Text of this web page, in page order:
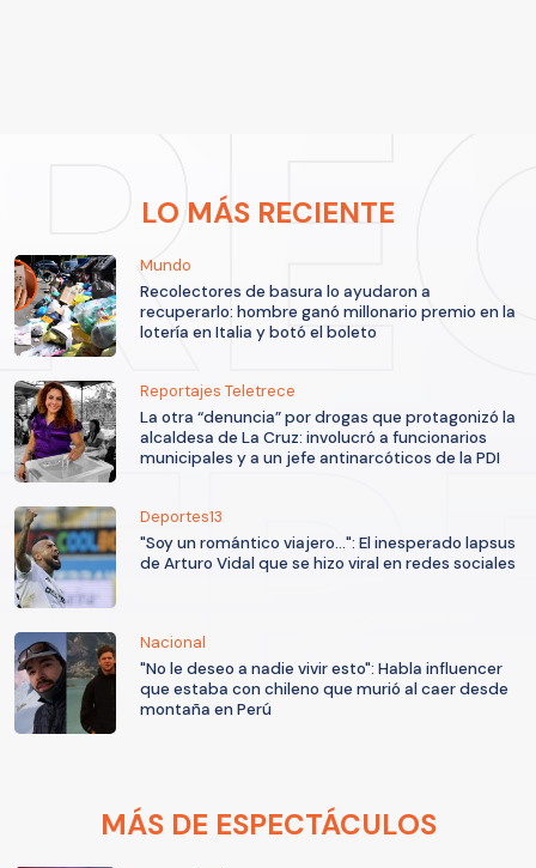
LO MÁS RECIENTE
Mundo
Recolectores de basura lo ayudaron a
recuperarlo: hombre ganó millonario premio en la
lotería en Italia y botó el boleto
Reportajes Teletrece
La otra “denuncia” por drogas que protagonizó la
alcaldesa de La Cruz: involucró a funcionarios
municipales y a un jefe antinarcóticos de la PDI
Deportes13
"Soy un romántico viajero...": El inesperado lapsus
de Arturo Vidal que se hizo viral en redes sociales
Nacional
"No le deseo a nadie vivir esto": Habla influencer
que estaba con chileno que murió al caer desde
montaña en Perú
MÁS DE ESPECTÁCULOS